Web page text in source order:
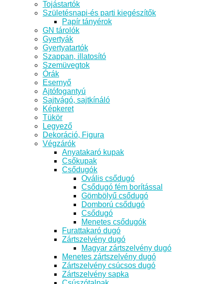
Tojástartók
Születésnapi-és parti kiegészítők
Papír tányérok
GN tárolók
Gyertyák
Gyertyatartók
Szappan, illatosító
Szemüvegtok
Órák
Esernyő
Ajtófogantyú
Sajtvágó, sajtkínáló
Képkeret
Tükör
Legyező
Dekoráció, Figura
Végzárók
Anyatakaró kupak
Csőkupak
Csődugók
Ovális csődugó
Csődugó fém borítással
Gömbölyű csődugó
Domború csődugó
Csődugó
Menetes csődugók
Furattakaró dugó
Zártszelvény dugó
Magyar zártszelvény dugó
Menetes zártszelvény dugó
Zártszelvény csúcsos dugó
Zártszelvény sapka